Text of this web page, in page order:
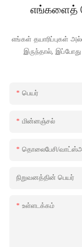
எங்களைத்
எங்கள் தயாரிப்புகள்
இருந்தால், இப்போது
பெயர்
மின்னஞ்சல்
தொலைபேசி/
நிறுவனத்தின் பெயர்
உள்ளடக்கம்